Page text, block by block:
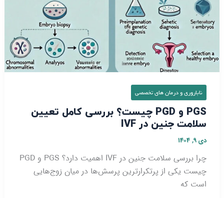
ناباروری و درمان‌ های تخصصی
PGS و PGD چیست؟ بررسی کامل تعیین
سلامت جنین در IVF
دی ۹, ۱۴۰۴
چرا بررسی سلامت جنین در IVF اهمیت دارد؟ PGS و PGD
چیست یکی از پرتکرارترین پرسش‌ها در میان زوج‌هایی
است که